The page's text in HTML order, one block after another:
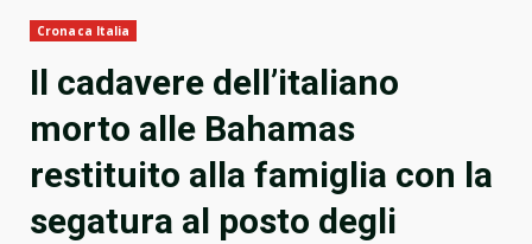
Cronaca Italia
Il cadavere dell’italiano
morto alle Bahamas
restituito alla famiglia con la
segatura al posto degli